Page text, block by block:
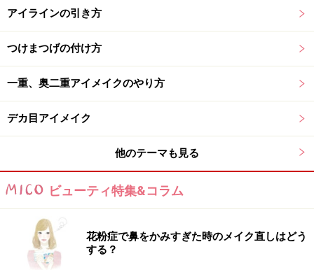
下まぶたには、目尻から目頭にかけて3分の1程度塗って
いきます。塗り方は、アイシャドウを適量とったブラシ
をまつげの生え際に置き、外側へとブラシをサッと動か
す程度で大丈夫です。
い。
不調を引き起こす場合があります。実践の際には、必ず自身の体
質及び健康状態を十分に考慮し、正しい方法で行ってください。
また、全ての方への有効性を保証するものではありません。
アイラインの引き方
つけまつげの付け方
一重、奥二重アイメイクのやり方
デカ目アイメイク
他のテーマも見る
ビューティ特集&コラム
花粉症で鼻をかみすぎた時のメイク直しはどう
する？